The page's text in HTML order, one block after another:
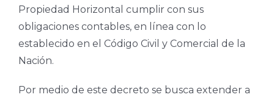
Propiedad Horizontal cumplir con sus
obligaciones contables, en línea con lo
establecido en el Código Civil y Comercial de la
Nación.
Por medio de este decreto se busca extender a